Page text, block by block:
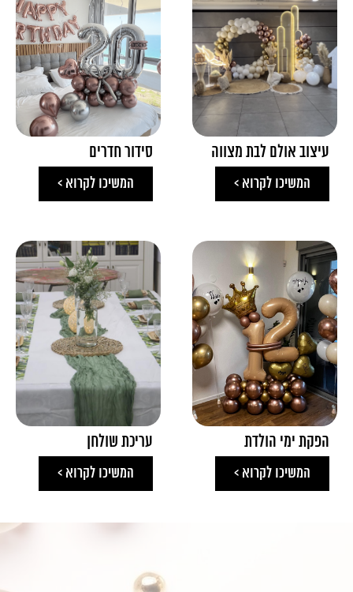
עיצוב אולם לבת מצווה
המשיכו לקרוא >
סידור חדרים
המשיכו לקרוא >
הפקת ימי הולדת
המשיכו לקרוא >
עריכת שולחן
המשיכו לקרוא >